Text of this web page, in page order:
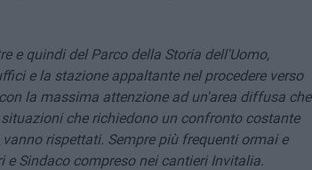
e quindi del Parco della Storia dell'Uomo,
e la stazione appaltante nel procedere verso
la massima attenzione ad un'area diffusa che
che richiedono un confronto costante
rispettati. Sempre più frequenti ormai e
Sindaco compreso nei cantieri Invitalia.